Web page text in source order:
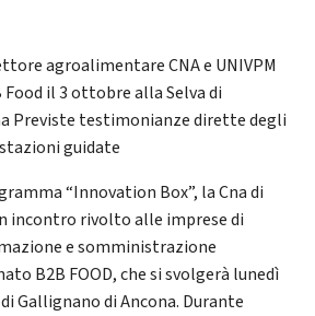
agroalimentare CNA e UNIVPM
il 3 ottobre alla Selva di
Previste testimonianze dirette degli
guidate
“Innovation Box”, la Cna di
incontro rivolto alle imprese di
e somministrazione
B2B FOOD, che si svolgerà lunedì
Gallignano di Ancona. Durante